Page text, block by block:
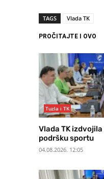
TAGS Vlada TK
PROČITAJTE I OVO
Tuzla i TK
Vlada TK
podršku sportu
04.08.2026. 12:05